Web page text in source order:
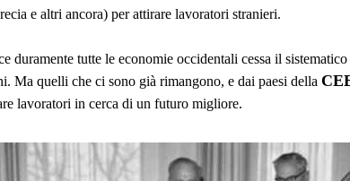
e altri ancora) per attirare lavoratori stranieri.
duramente tutte le economie occidentali cessa il
Ma quelli che ci sono già rimangono, e dai paesi della
lavoratori in cerca di un futuro migliore.